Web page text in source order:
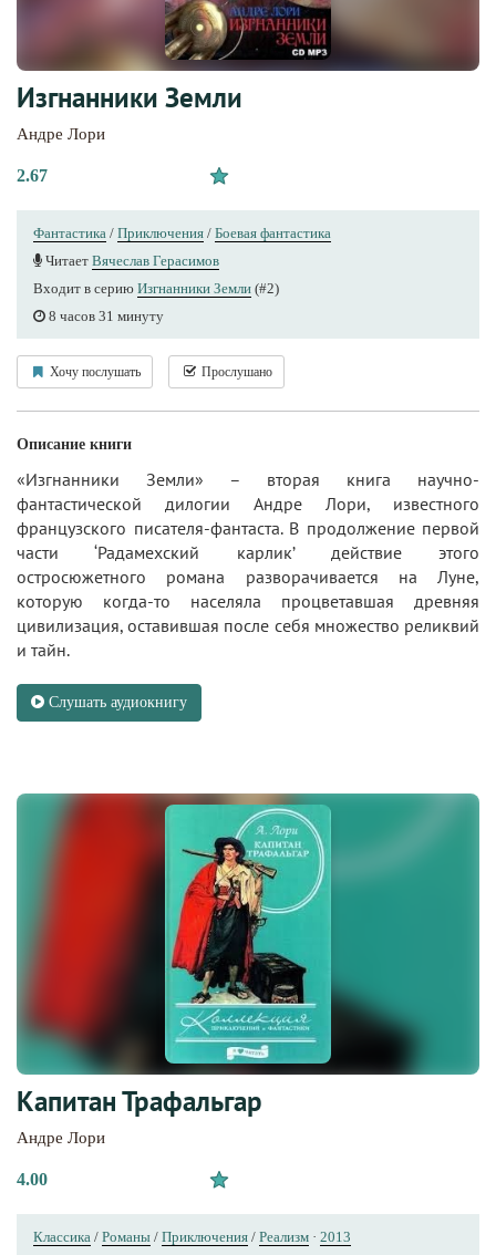
Изгнанники Земли
Андре Лори
2.67
Фантастика / Приключения / Боевая фантастика
Читает Вячеслав Герасимов
Входит в серию Изгнанники Земли (#2)
8 часов 31 минуту
Хочу послушать Прослушано
Описание книги
«Изгнанники Земли» – вторая книга научно-
фантастической дилогии Андре Лори, известного
французского писателя-фантаста. В продолжение первой
части ‘Радамехский карлик’ действие этого
остросюжетного романа разворачивается на Луне,
которую когда-то населяла процветавшая древняя
цивилизация, оставившая после себя множество реликвий
и тайн.
Слушать аудиокнигу
Капитан Трафальгар
Андре Лори
4.00
Классика / Романы / Приключения / Реализм · 2013